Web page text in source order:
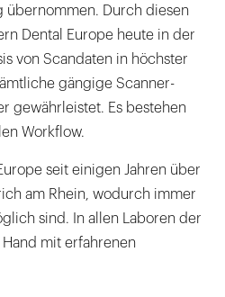
übernommen. Durch diesen
Dental Europe heute in der
von Scandaten in höchster
gängige Scanner-
gewährleistet. Es bestehen
Workflow.
seit einigen Jahren über
am Rhein, wodurch immer
sind. In allen Laboren der
mit erfahrenen